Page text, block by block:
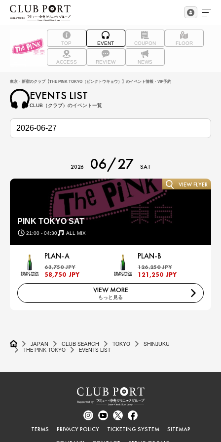
TOP EVENT COUPON FLOOR
ACCESS REVIEW NEWS
東京・新宿のクラブ【THE PINK TOKYO（ピンクトウキョウ）】のイベント情報・VIP予約
EVENTS LIST
CLUB（クラブ）のイベント一覧
2026 06/27 SAT
PINK TOKYO SAT
21:00 - 04:30 ALL MIX
VIEW FLYER
PLAN-A
63,750 JPY
58,750 JPY
PLAN-B
126,250 JPY
121,250 JPY
VIEW MORE
もっと見る
JAPAN CLUB SEARCH TOKYO
SHINJUKU
THE PINK TOKYO
EVENTS LIST
TERMS PRIVACY POLICY TICKETING SYSTEM
SITEMAP